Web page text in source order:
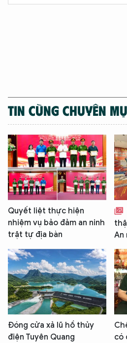
TIN CÙNG CHUYÊN
Quyết liệt thực hiện
nhiệm vụ bảo đảm an ninh
trật tự địa bàn
An
Đóng cửa xả lũ hồ thủy
điện Tuyên Quang
có
Hãy hỏi tôi bất kỳ điều gì
An Ninh Thủ Đô nhé. Tôi